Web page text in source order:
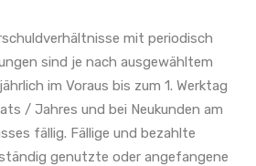
mit periodisch
sind je nach ausgewähltem
im Voraus bis zum 1. Werktag
/ Jahres und bei Neukunden am
fällig. Fällige und bezahlte
genutzte oder angefangene